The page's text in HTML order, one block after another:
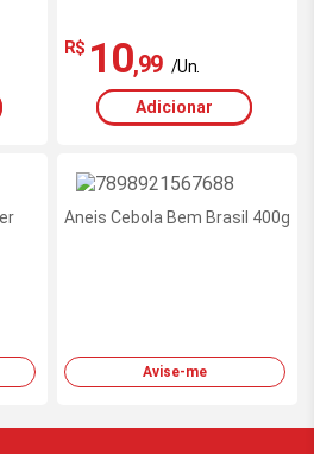
R$ 10,99 /Un.
Adicionar
Aneis Cebola Bem Brasil 400g
Avise-me